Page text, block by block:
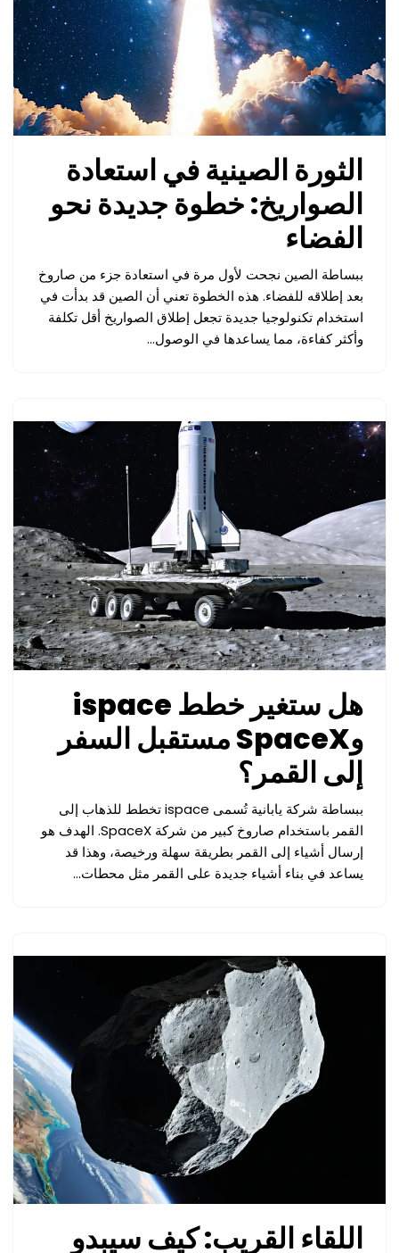
الثورة الصينية في استعادة
الصواريخ: خطوة جديدة نحو
الفضاء
ببساطة الصين نجحت لأول مرة في استعادة جزء من صاروخ
بعد إطلاقه للفضاء. هذه الخطوة تعني أن الصين قد بدأت في
استخدام تكنولوجيا جديدة تجعل إطلاق الصواريخ أقل تكلفة
وأكثر كفاءة، مما يساعدها في الوصول…
هل ستغير خطط ispace
وSpaceX مستقبل السفر
إلى القمر؟
ببساطة شركة يابانية تُسمى ispace تخطط للذهاب إلى
القمر باستخدام صاروخ كبير من شركة SpaceX. الهدف هو
إرسال أشياء إلى القمر بطريقة سهلة ورخيصة، وهذا قد
يساعد في بناء أشياء جديدة على القمر مثل محطات…
اللقاء القريب: كيف سيبدو